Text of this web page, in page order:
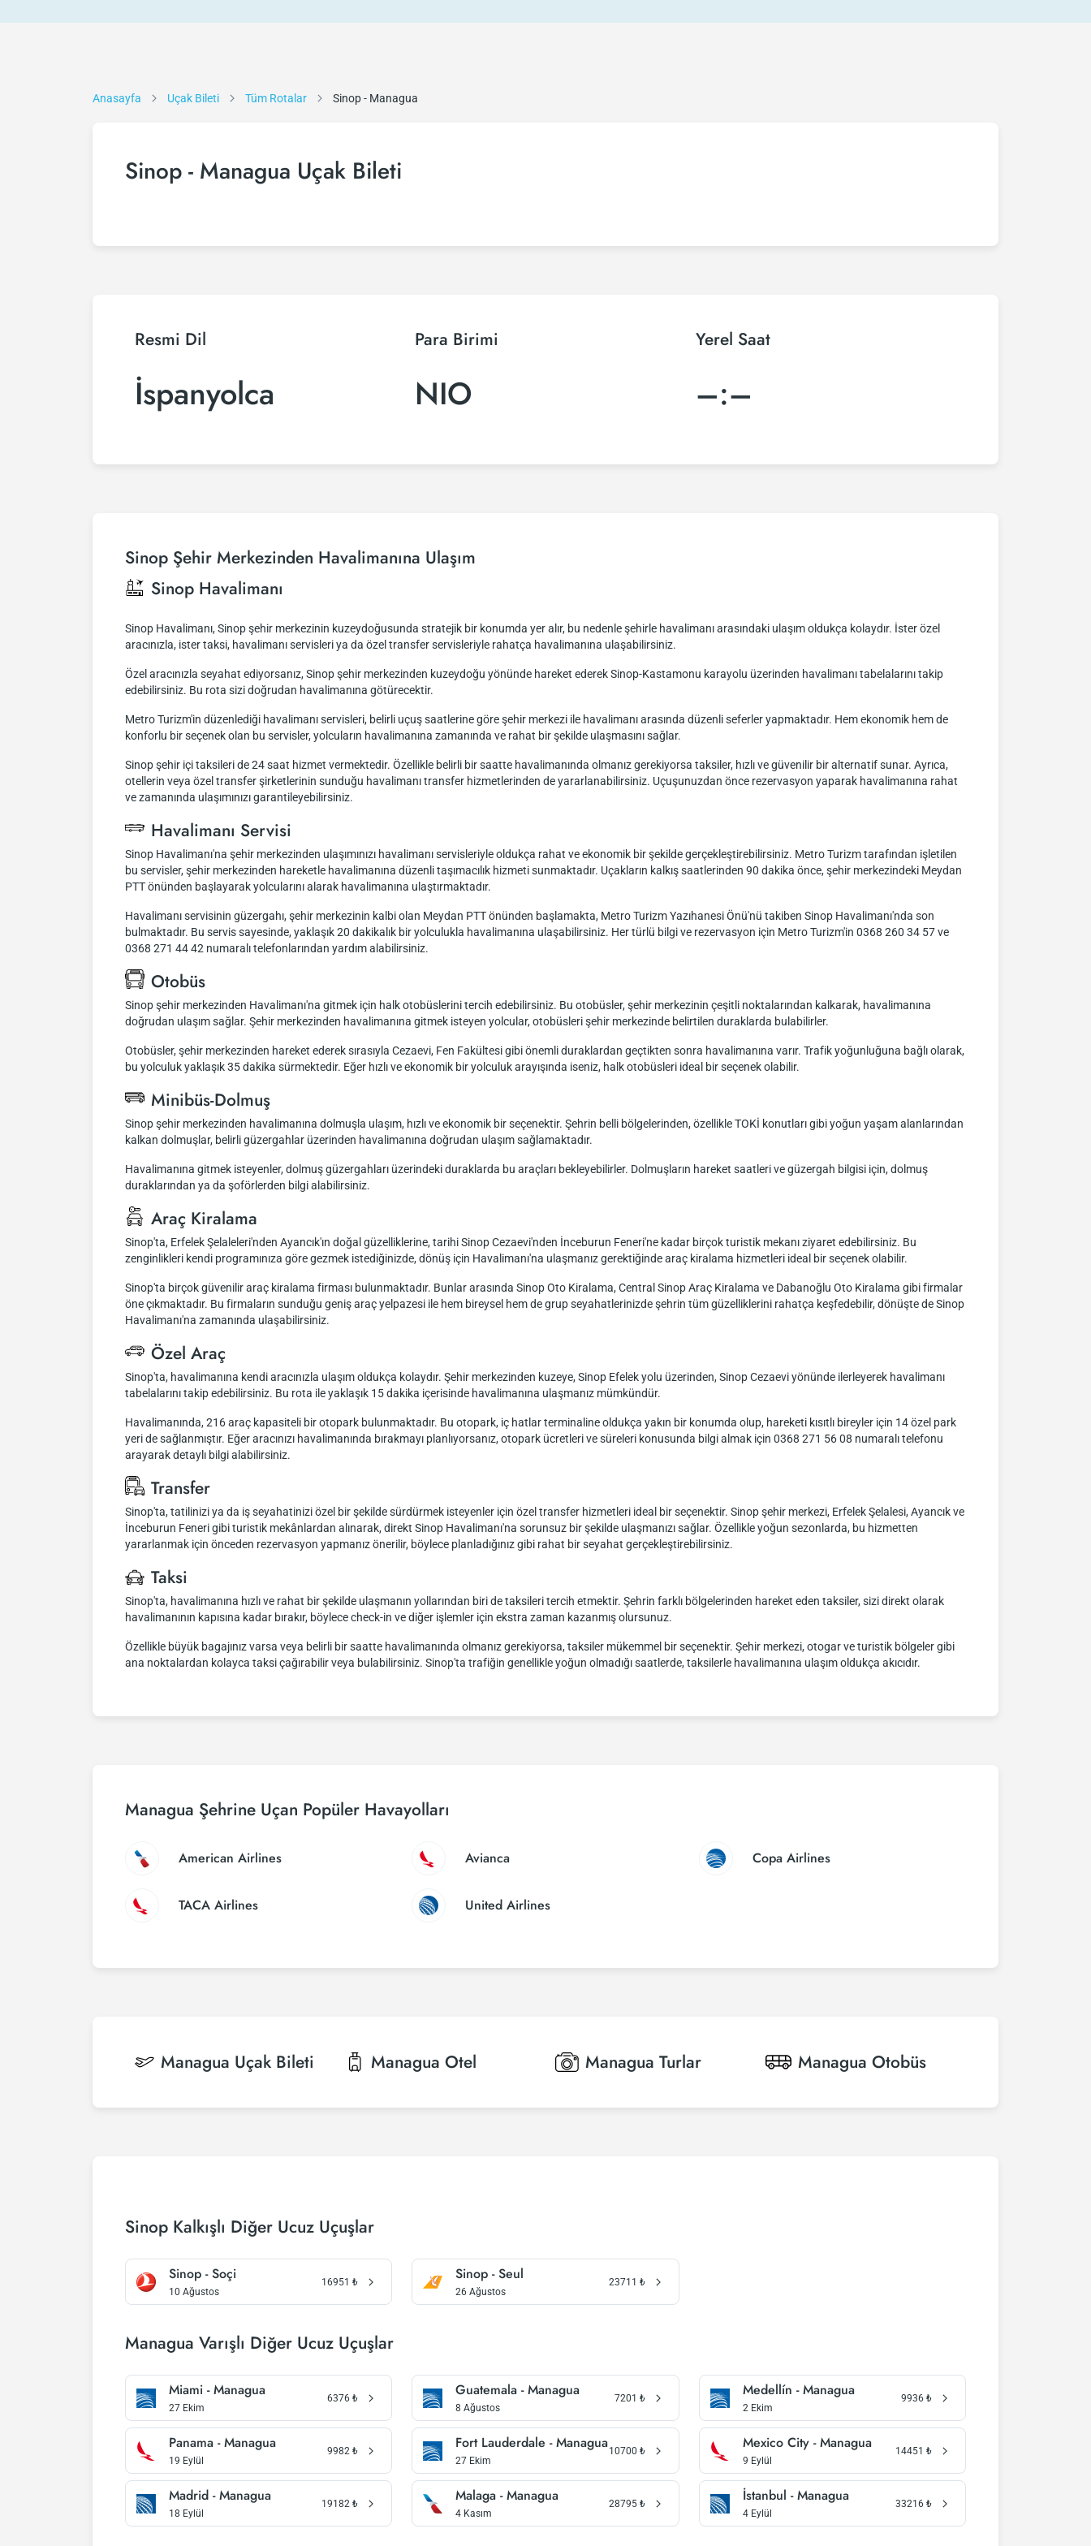
Anasayfa Uçak Bileti Tüm Rotalar Sinop - Managua
Sinop - Managua Uçak Bileti
Resmi Dil
İspanyolca
Para Birimi
NIO
Yerel Saat
–:–
Sinop Şehir Merkezinden Havalimanına Ulaşım
Sinop Havalimanı
Sinop Havalimanı, Sinop şehir merkezinin kuzeydoğusunda stratejik bir konumda yer alır, bu nedenle şehirle havalimanı arasındaki ulaşım oldukça kolaydır. İster özel
aracınızla, ister taksi, havalimanı servisleri ya da özel transfer servisleriyle rahatça havalimanına ulaşabilirsiniz.
Özel aracınızla seyahat ediyorsanız, Sinop şehir merkezinden kuzeydoğu yönünde hareket ederek Sinop-Kastamonu karayolu üzerinden havalimanı tabelalarını takip
edebilirsiniz. Bu rota sizi doğrudan havalimanına götürecektir.
Metro Turizm'in düzenlediği havalimanı servisleri, belirli uçuş saatlerine göre şehir merkezi ile havalimanı arasında düzenli seferler yapmaktadır. Hem ekonomik hem de
konforlu bir seçenek olan bu servisler, yolcuların havalimanına zamanında ve rahat bir şekilde ulaşmasını sağlar.
Sinop şehir içi taksileri de 24 saat hizmet vermektedir. Özellikle belirli bir saatte havalimanında olmanız gerekiyorsa taksiler, hızlı ve güvenilir bir alternatif sunar. Ayrıca,
otellerin veya özel transfer şirketlerinin sunduğu havalimanı transfer hizmetlerinden de yararlanabilirsiniz. Uçuşunuzdan önce rezervasyon yaparak havalimanına rahat
ve zamanında ulaşımınızı garantileyebilirsiniz.
Havalimanı Servisi
Sinop Havalimanı'na şehir merkezinden ulaşımınızı havalimanı servisleriyle oldukça rahat ve ekonomik bir şekilde gerçekleştirebilirsiniz. Metro Turizm tarafından işletilen
bu servisler, şehir merkezinden hareketle havalimanına düzenli taşımacılık hizmeti sunmaktadır. Uçakların kalkış saatlerinden 90 dakika önce, şehir merkezindeki Meydan
PTT önünden başlayarak yolcularını alarak havalimanına ulaştırmaktadır.
Havalimanı servisinin güzergahı, şehir merkezinin kalbi olan Meydan PTT önünden başlamakta, Metro Turizm Yazıhanesi Önü'nü takiben Sinop Havalimanı'nda son
bulmaktadır. Bu servis sayesinde, yaklaşık 20 dakikalık bir yolculukla havalimanına ulaşabilirsiniz. Her türlü bilgi ve rezervasyon için Metro Turizm'in 0368 260 34 57 ve
0368 271 44 42 numaralı telefonlarından yardım alabilirsiniz.
Otobüs
Sinop şehir merkezinden Havalimanı'na gitmek için halk otobüslerini tercih edebilirsiniz. Bu otobüsler, şehir merkezinin çeşitli noktalarından kalkarak, havalimanına
doğrudan ulaşım sağlar. Şehir merkezinden havalimanına gitmek isteyen yolcular, otobüsleri şehir merkezinde belirtilen duraklarda bulabilirler.
Otobüsler, şehir merkezinden hareket ederek sırasıyla Cezaevi, Fen Fakültesi gibi önemli duraklardan geçtikten sonra havalimanına varır. Trafik yoğunluğuna bağlı olarak,
bu yolculuk yaklaşık 35 dakika sürmektedir. Eğer hızlı ve ekonomik bir yolculuk arayışında iseniz, halk otobüsleri ideal bir seçenek olabilir.
Minibüs-Dolmuş
Sinop şehir merkezinden havalimanına dolmuşla ulaşım, hızlı ve ekonomik bir seçenektir. Şehrin belli bölgelerinden, özellikle TOKİ konutları gibi yoğun yaşam alanlarından
kalkan dolmuşlar, belirli güzergahlar üzerinden havalimanına doğrudan ulaşım sağlamaktadır.
Havalimanına gitmek isteyenler, dolmuş güzergahları üzerindeki duraklarda bu araçları bekleyebilirler. Dolmuşların hareket saatleri ve güzergah bilgisi için, dolmuş
duraklarından ya da şoförlerden bilgi alabilirsiniz.
Araç Kiralama
Sinop'ta, Erfelek Şelaleleri'nden Ayancık'ın doğal güzelliklerine, tarihi Sinop Cezaevi'nden İnceburun Feneri'ne kadar birçok turistik mekanı ziyaret edebilirsiniz. Bu
zenginlikleri kendi programınıza göre gezmek istediğinizde, dönüş için Havalimanı'na ulaşmanız gerektiğinde araç kiralama hizmetleri ideal bir seçenek olabilir.
Sinop'ta birçok güvenilir araç kiralama firması bulunmaktadır. Bunlar arasında Sinop Oto Kiralama, Central Sinop Araç Kiralama ve Dabanoğlu Oto Kiralama gibi firmalar
öne çıkmaktadır. Bu firmaların sunduğu geniş araç yelpazesi ile hem bireysel hem de grup seyahatlerinizde şehrin tüm güzelliklerini rahatça keşfedebilir, dönüşte de Sinop
Havalimanı'na zamanında ulaşabilirsiniz.
Özel Araç
Sinop'ta, havalimanına kendi aracınızla ulaşım oldukça kolaydır. Şehir merkezinden kuzeye, Sinop Efelek yolu üzerinden, Sinop Cezaevi yönünde ilerleyerek havalimanı
tabelalarını takip edebilirsiniz. Bu rota ile yaklaşık 15 dakika içerisinde havalimanına ulaşmanız mümkündür.
Havalimanında, 216 araç kapasiteli bir otopark bulunmaktadır. Bu otopark, iç hatlar terminaline oldukça yakın bir konumda olup, hareketi kısıtlı bireyler için 14 özel park
yeri de sağlanmıştır. Eğer aracınızı havalimanında bırakmayı planlıyorsanız, otopark ücretleri ve süreleri konusunda bilgi almak için 0368 271 56 08 numaralı telefonu
arayarak detaylı bilgi alabilirsiniz.
Transfer
Sinop'ta, tatilinizi ya da iş seyahatinizi özel bir şekilde sürdürmek isteyenler için özel transfer hizmetleri ideal bir seçenektir. Sinop şehir merkezi, Erfelek Şelalesi, Ayancık ve
İnceburun Feneri gibi turistik mekânlardan alınarak, direkt Sinop Havalimanı'na sorunsuz bir şekilde ulaşmanızı sağlar. Özellikle yoğun sezonlarda, bu hizmetten
yararlanmak için önceden rezervasyon yapmanız önerilir, böylece planladığınız gibi rahat bir seyahat gerçekleştirebilirsiniz.
Taksi
Sinop'ta, havalimanına hızlı ve rahat bir şekilde ulaşmanın yollarından biri de taksileri tercih etmektir. Şehrin farklı bölgelerinden hareket eden taksiler, sizi direkt olarak
havalimanının kapısına kadar bırakır, böylece check-in ve diğer işlemler için ekstra zaman kazanmış olursunuz.
Özellikle büyük bagajınız varsa veya belirli bir saatte havalimanında olmanız gerekiyorsa, taksiler mükemmel bir seçenektir. Şehir merkezi, otogar ve turistik bölgeler gibi
ana noktalardan kolayca taksi çağırabilir veya bulabilirsiniz. Sinop'ta trafiğin genellikle yoğun olmadığı saatlerde, taksilerle havalimanına ulaşım oldukça akıcıdır.
Managua Şehrine Uçan Popüler Havayolları
American Airlines Avianca Copa Airlines
TACA Airlines United Airlines
Managua Uçak Bileti Managua Otel Managua Turlar Managua Otobüs
Sinop Kalkışlı Diğer Ucuz Uçuşlar
Sinop - Soçi
10 Ağustos
16951 ₺ Sinop - Seul
26 Ağustos
23711 ₺
Managua Varışlı Diğer Ucuz Uçuşlar
Miami - Managua
27 Ekim
6376 ₺ Guatemala - Managua
8 Ağustos
7201 ₺ Medellín - Managua
2 Ekim
9936 ₺
Panama - Managua
19 Eylül
9982 ₺ Fort Lauderdale - Managua
27 Ekim
10700 ₺ Mexico City - Managua
9 Eylül
14451 ₺
Madrid - Managua
18 Eylül
19182 ₺ Malaga - Managua
4 Kasım
28795 ₺ İstanbul - Managua
4 Eylül
33216 ₺